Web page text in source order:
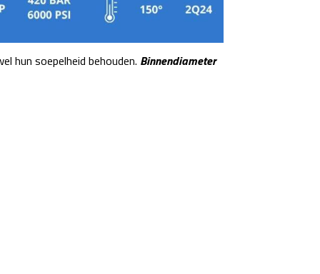
hun soepelheid behouden. Binnendiameter